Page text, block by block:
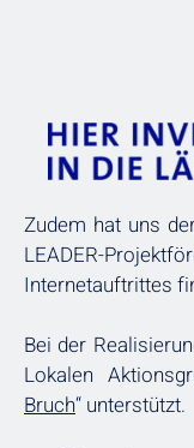
Zudem hat uns
LEADER-
Internetauftrittes
Bei der
Lokalen
Bruch“ unterstützt.